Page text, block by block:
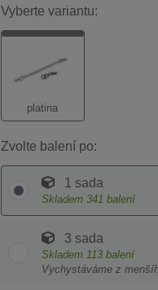
Vyberte variantu:
platina
Zvolte balení po:
1 sada
Skladem 341 balení
3 sada
Skladem 113 balení
Vychystáváme z